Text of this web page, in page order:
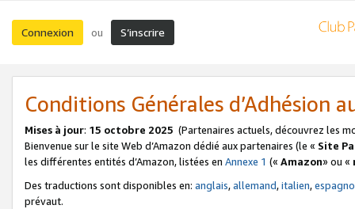
Connexion ou S’inscrire
Conditions Générales d’Adhésion
Mises à jour: 15 octobre 2025 (Partenaires actuels, découvrez les
Bienvenue sur le site Web d’Amazon dédié aux partenaires (le « Site
les différentes entités d’Amazon, listées en Annexe 1 (« Amazon» ou «
Des traductions sont disponibles en: anglais,allemand,italien,
prévaut.